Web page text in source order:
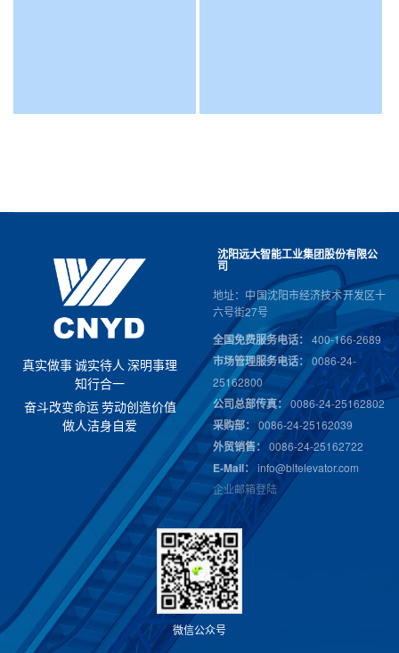
真实做事诚实待人 深明事理
知行合一
奋斗改变命运 劳动创造价值
做人洁身自爱
沈阳远大智能工业集团股份有限公
司
地址：中国沈阳市经济技术开发区十
六号街27号
全国免费服务电话： 400-166-2689
市场管理服务电话：0086-24-
25162800
公司总部传真： 0086-24-25162802
采购部： 0086-24-25162039
外贸销售： 0086-24-25162722
E-Mail： info@bltelevator.com
企业邮箱登陆
微信公众号